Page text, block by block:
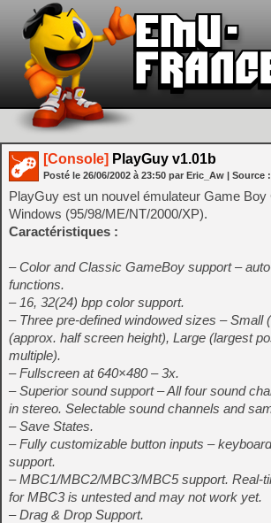
[Console] PlayGuy v1.01b
Posté le 26/06/2002 à 23:50 par Eric_Aw | Source :
PlayGuy est un nouvel émulateur Game Boy
Windows (95/98/ME/NT/2000/XP).
Caractéristiques :
– Color and Classic GameBoy support –
functions.
– 16, 32(24) bpp color support.
– Three pre-defined windowed sizes – Small
(approx. half screen height), Large (largest
multiple).
– Fullscreen at 640×480 – 3x.
– Superior sound support – All four sound
in stereo. Selectable sound channels and
– Save States.
– Fully customizable button inputs –
support.
– MBC1/MBC2/MBC3/MBC5 support. Real-
for MBC3 is untested and may not work yet.
– Drag & Drop Support.